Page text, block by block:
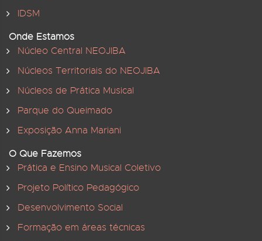
IDSM
Onde Estamos
Núcleo Central NEOJIBA
Núcleos Territoriais do NEOJIBA
Núcleos de Prática Musical
Parque do Queimado
Exposição Anna Mariani
O Que Fazemos
Prática e Ensino Musical Coletivo
Projeto Político Pedagógico
Desenvolvimento Social
Formação em áreas técnicas